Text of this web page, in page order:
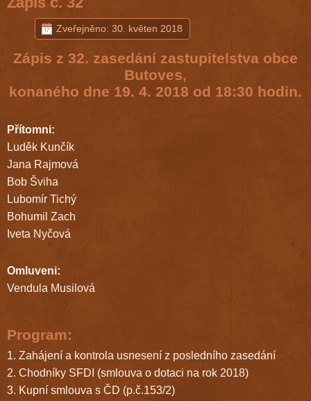
Zveřejněno: 30. květen 2018
Zápis z 32. zasedání zastupitelstva obce
Butoves,
konaného dne 19. 4. 2018 od 18:30 hodin.
Přítomni:
Luděk Kunčík
Jana Rajmová
Bob Šviha
Lubomír Tichý
Bohumil Zach
Iveta Nyčová
Omluveni:
Vendula Musilová
Program:
1. Zahájení a kontrola usnesení z posledního zasedání
2. Chodníky SFDI (smlouva o dotaci na rok 2018)
3. Kupní smlouva s ČD (p.č.153/2)